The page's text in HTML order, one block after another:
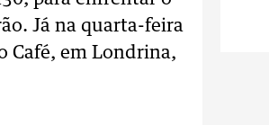
Já na quarta-feira
Café, em Londrina,